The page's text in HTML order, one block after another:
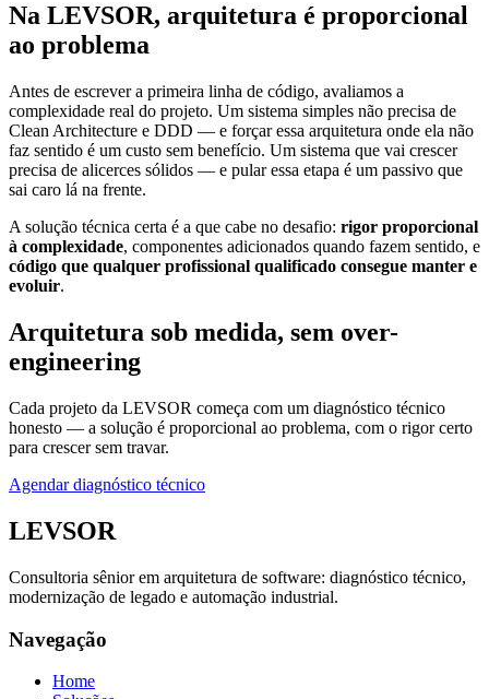
Na LEVSOR, arquitetura é proporcional
ao problema
Antes de escrever a primeira linha de código, avaliamos a
complexidade real do projeto. Um sistema simples não precisa de
Clean Architecture e DDD — e forçar essa arquitetura onde ela não
faz sentido é um custo sem benefício. Um sistema que vai crescer
precisa de alicerces sólidos — e pular essa etapa é um passivo que
sai caro lá na frente.
A solução técnica certa é a que cabe no desafio: rigor proporcional
à complexidade, componentes adicionados quando fazem sentido, e
código que qualquer profissional qualificado consegue manter e
evoluir.
Arquitetura sob medida, sem over-
engineering
Cada projeto da LEVSOR começa com um diagnóstico técnico
honesto — a solução é proporcional ao problema, com o rigor certo
para crescer sem travar.
Agendar diagnóstico técnico
LEVSOR
Consultoria sênior em arquitetura de software: diagnóstico técnico,
modernização de legado e automação industrial.
Navegação
Home